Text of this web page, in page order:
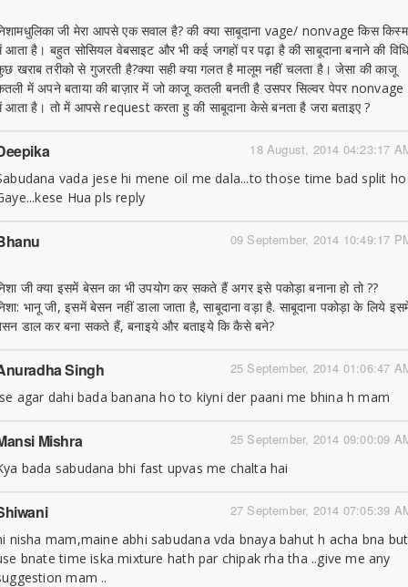
जी मेरा आपसे एक सवाल है? की क्या साबूदाना vage/ nonvage किस किस्म
आता है। बहुत सोसियल वेबसाइट और भी कई जगहों पर पढ़ा है की साबूदाना बनाने की
खराब तरीको से गुजरती है?क्या सही क्या गलत है मालूम नहीं चलता है। जेसा की काजू
में अपने बताया की बाज़ार में जो काजू कतली बनती है उसपर सिल्वर पेपर nonvage
आता है। तो में आपसे request करता हु की साबूदाना केसे बनता है जरा बताइए ?
18 August, 2014 04:23:17
vada jese hi mene oil me dala...to those time bad split ho
Hua pls reply
09 September, 2014 10:49:17
जी क्या इसमें बेसन का भी उपयोग कर सकते हैं अगर इसे पकोड़ा बनाना हो तो ??
भानू जी, इसमें बेसन नहीं डाला जाता है, साबूदाना वड़ा है. साबूदाना पकोड़ा के लिये
डाल कर बना सकते हैं, बनाइये और बताइये कि कैसे बने?
25 September, 2014 01:06:47
Singh
agar dahi bada banana ho to kiyni der paani me bhina h mam
25 September, 2014 09:00:09
Mishra
bada sabudana bhi fast upvas me chalta hai
27 September, 2014 07:05:39
nisha mam,maine abhi sabudana vda bnaya bahut h acha bna but
bnate time iska mixture hath par chipak rha tha ..give me any
mam ..